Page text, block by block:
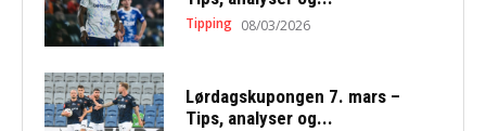
Tipping 08/03/2026
Lørdagskupongen 7. mars –
Tips, analyser og...